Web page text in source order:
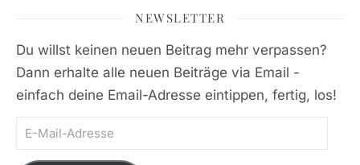
NEWSLETTER
Du willst keinen neuen Beitrag mehr verpassen?
Dann erhalte alle neuen Beiträge via Email -
einfach deine Email-Adresse eintippen, fertig, los!
E-Mail-Adresse